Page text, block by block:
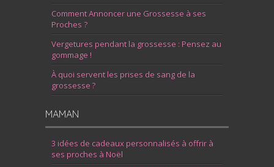
Comment Annoncer une Grossesse à ses
Proches ?
Vergetures pendant la grossesse : Pensez au
gommage !
À quoi servent les prises de sang de la
grossesse ?
MAMAN
3 idées de cadeaux personnalisés à offrir à
ses proches à Noël